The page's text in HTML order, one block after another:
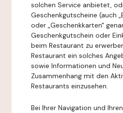
solchen Service anbietet,
Geschenkgutscheine (auch
oder „Geschenkkarten"
Geschenkgutschein oder
beim Restaurant zu
Restaurant ein solches
sowie Informationen und
Zusammenhang mit den
Restaurants einzusehen.
Bei Ihrer Navigation und